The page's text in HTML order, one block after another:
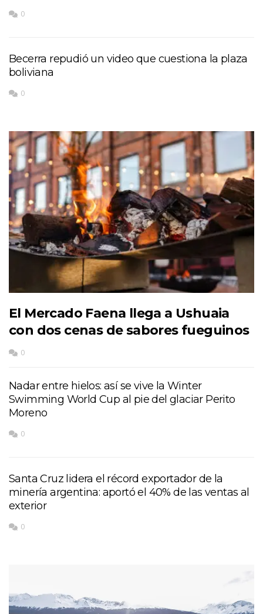
0
Becerra repudió un video que cuestiona la plaza
boliviana
0
El Mercado Faena llega a Ushuaia
con dos cenas de sabores fueguinos
0
Nadar entre hielos: así se vive la Winter
Swimming World Cup al pie del glaciar Perito
Moreno
0
Santa Cruz lidera el récord exportador de la
minería argentina: aportó el 40% de las ventas al
exterior
0